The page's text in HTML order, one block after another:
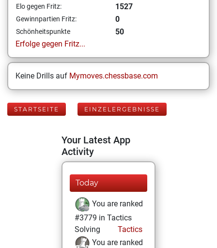
Elo gegen Fritz: 1527
Gewinnpartien Fritz: 0
Schönheitspunkte
50
Erfolge gegen Fritz...
Keine Drills auf Mymoves.chessbase.com
STARTSEITE EINZELERGEBNISSE
Your Latest App
Activity
Today
You are ranked
#3779 in Tactics
Solving
Tactics
You are ranked